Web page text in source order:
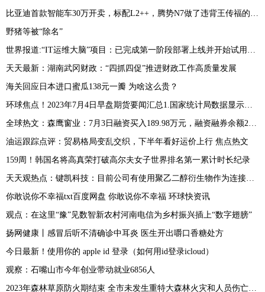
野猪等被“除名”
天天最新：湖南武冈财政：“四抓四促”推进财政工作高质量发展
海关回应日本进口蜜瓜138元一瓣 为啥这么贵？
油运跟踪点评：贸易格局变乱交织，下半年看好运价上行 焦点热文
159周！韩国名将高真荣打破高尔夫女子世界排名第一累计时长纪录
你敢说你不幸福txt百度网盘 你敢说你不幸福 环球快资讯
观点：在这里“豫”见数智新农村河南电信为乡村振兴插上“数字翅膀”
扬网健康丨感冒后听不清确诊中耳炎 医生开出嚼口香糖处方
今日最新！使用你的 apple id 登录（如何用id登录icloud）
观察：石嘴山市今年创业带动就业6856人